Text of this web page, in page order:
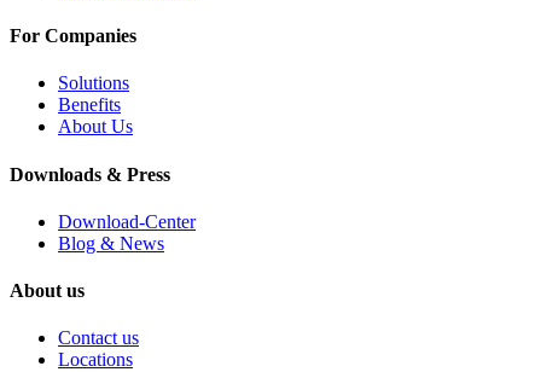
For Companies
Solutions
Benefits
About Us
Downloads & Press
Download-Center
Blog & News
About us
Contact us
Locations